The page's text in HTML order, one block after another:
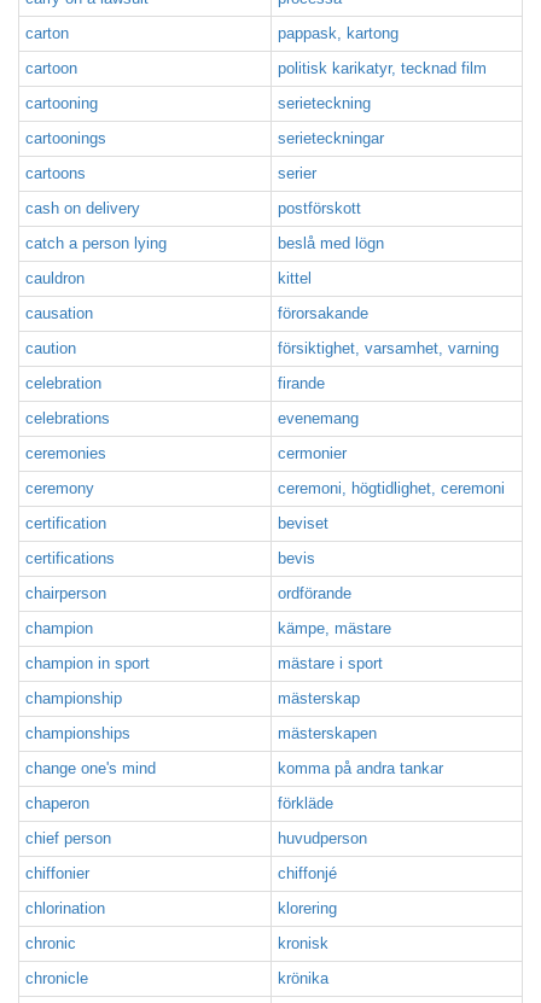
carton
pappask, kartong
cartoon
politisk karikatyr, tecknad film
cartooning
serieteckning
cartoonings
serieteckningar
cartoons
serier
cash on delivery
postförskott
catch a person lying
beslå med lögn
cauldron
kittel
causation
förorsakande
caution
försiktighet, varsamhet, varning
celebration
firande
celebrations
evenemang
ceremonies
cermonier
ceremony
ceremoni, högtidlighet, ceremoni
certification
beviset
certifications
bevis
chairperson
ordförande
champion
kämpe, mästare
champion in sport
mästare i sport
championship
mästerskap
championships
mästerskapen
change one's mind
komma på andra tankar
chaperon
förkläde
chief person
huvudperson
chiffonier
chiffonjé
chlorination
klorering
chronic
kronisk
chronicle
krönika